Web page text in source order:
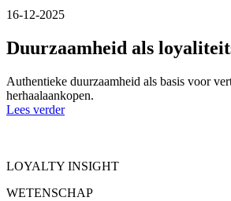
16-12-2025
Duurzaamheid als
Authentieke duurzaamheid als basis voor
herhaalaankopen.
Lees verder
LOYALTY INSIGHT
WETENSCHAP